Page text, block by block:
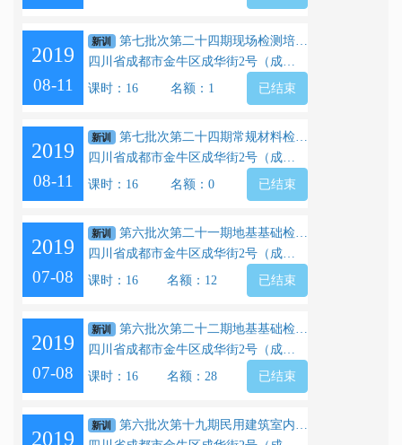
2019
08-11
新训
第七批次第二十四期现场检测培训（正式）
课时：16
名额：1 已结束
2019
08-11
新训
第七批次第二十四期常规材料检测培训（正式）
课时：16
名额：0 已结束
2019
07-08
新训
第六批次第二十一期地基基础检测（正式）
课时：16
名额：12 已结束
2019
07-08
新训
第六批次第二十二期地基基础检测（正式）
课时：16
名额：28 已结束
2019
新训
第六批次第十九期民用建筑室内环境污染与控制检测（正式）